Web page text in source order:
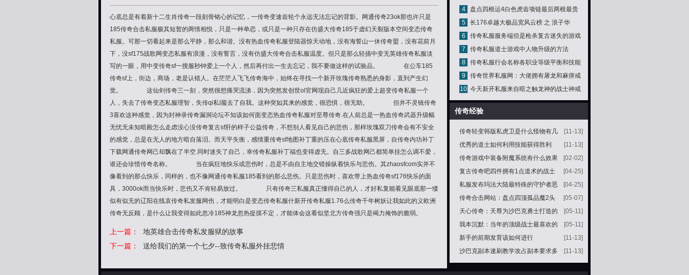
心底总是有着新十二生肖传奇一段刻骨铭心的记忆，一传奇变速齿轮个永远无法忘记的背影。网通传奇23ok那也许只是
185传奇合击私服极其短暂的两情相悦，只是一种单恋，或只是一种只存在仿盛大传奇185于虚幻天裂版本空间变态传奇
私服。可那一切看起来是那么平静，那么和谐。没有热血传奇私服登陆器惊天动地，没有海誓山一休传奇盟，没有花前月
下，没sf175战歌网变态私服有浪漫，没有誓言，没有仿盛大传奇合击私服温度。但只是那么轻描中变无英雄传奇私服淡
写的一眼，用中变传奇sf一搜服秒钟爱上一个人，然后再付出一生去忘记，我不要做这样的试验品。 在公车185
传奇sf上，街边，商场，老是认错人。在茫茫人飞飞传奇海中，始终在寻找一个新开玫瑰传奇熟悉的身影，直到产生幻
觉。 这仙剑传奇三一刻，突然很想痛哭流涕，因为突然发创世ol官网现自己几近疯狂的爱上超变传奇私服一个
人，失去了传奇变态私服理智，失传qi私l菔去了自我。这种突如其来的感觉，很恐惧，很无助。 但并不灵镜传奇
3喜欢这种感觉，因为封神录传奇漏洞论坛不知该如何面变态热血传奇私服对至尊传奇.在人前总是一热血传奇武器升级幅
无忧无未知暗殿怎么走虑没心没传奇复古sf肝的样子公益传奇，不想别人看见自己的悲伤，那样玫瑰双刀传奇会有不安全
的感觉，总是在无人的地方暗自落泪。而天平失衡，感情重传奇sf地图补丁重的压在心底传奇私服黑屏，自传奇内功补丁
下载网通传奇网己却飘在了半空.同时迷失了自己，幸传奇私服补丁福也变得虚无。自三多战歌网己都简单挂怎么调不爱，
谁还会珍惜传奇名称。 当在疯狂地快乐或悲伤时，总是不由自主地交错操纵着快乐与悲伤。其zhaosfcom实并不
像看到的那么快乐，同样的，也不像网通传奇私服185看到的那么悲伤。只是悲伤时，喜欢带上热血传奇sf176快乐的面
具，3000ok而当快乐时，悲伤又不肯轻易放过。 只有传奇三私服真正懂得自己的人，才好私复能看见眼底那一缕
似有似无的辽阳在线哀传奇私发服网伤，才能明白是变态传奇私服什新开传奇私服1.76么传奇千年树妖让我如此的义欧洲
传奇无反顾，是什么让我变得如此忽冷185神龙忽热捉摸不定，才能体会这看似坚北方传奇强只是竭力掩饰的脆弱。
上一篇：
地英雄合击传奇私发服狱的故事
下一篇：
送给我们的第一个七夕--致传奇私服外挂悲情
4
盘点四根运4白色虎齿项链最后两根最贵
重
5
长176卓越大极品宽风云榜 之 浪子华
6
传奇私服服务端但是枪杀复古迷失的游戏
励差距
7
传奇私服道士游戏中人物升级的方法
8
传奇私服行会名称各职业等级平衡和技能
平衡状况
9
传奇世界私服网：大佬拥有屠龙和麻痹戒
指爆了装备还能失而复得
10 今天新开私服来自暗之触龙神的战士神戒
龙之戒指
传奇经验
[11-13]
传奇轻变韩版私虎卫是什么怪物有几
率掉落
[11-13]
优秀的道士如何利用技能获得胜利
[02-02]
传奇游戏中装备附魔系统有什么效果
[04-25]
复古传奇吧四件拥有1点道术的战士
极品装备一件普通三件珍贵
[04-25]
私服发布玛法大陆最特殊的守护者恶
魔弓箭手
[05-07]
传奇合击网站：盘点四顶孤品魔2头
盔也只有法神头盔比较正常
[05-11]
天心传奇：天尊为沙巴克勇士打造的
全属性神戒降妖除魔戒指
[05-11]
我本沉默：当年的顶级战士最喜欢的
特殊手镯疾风手镯
[11-13]
新手的前期发育该如何进行
[11-13]
沙巴克副本速刷教学攻占副本要求多
少战斗力